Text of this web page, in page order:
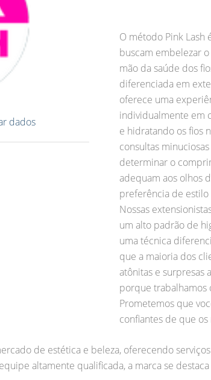
dados
O método Pink Lash
buscam embelezar
mão da saúde dos
diferenciada em
oferece uma
individualmente em
e hidratando os fios
consultas
determinar o
adequam aos olhos
preferência de estilo
Nossas
um alto padrão de
uma técnica
que a maioria dos
atônitas e surpresas
porque trabalhamos
Prometemos que
confiantes de que
de estética e beleza, oferecendo
altamente qualificada, a marca se